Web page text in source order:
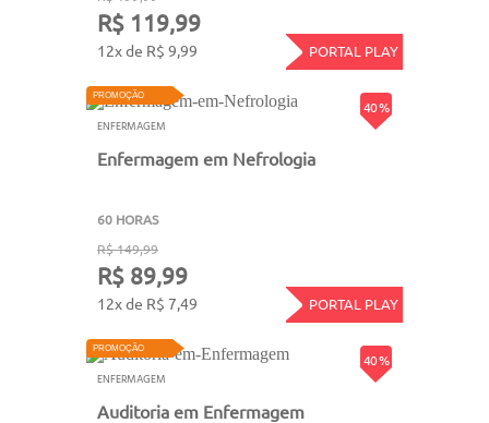
R$ 119,99
12x de R$ 9,99 PORTAL PLAY
40 %
PROMOÇÃO
ENFERMAGEM
Enfermagem em Nefrologia
60 HORAS
R$ 149,99
R$ 89,99
12x de R$ 7,49 PORTAL PLAY
40 %
PROMOÇÃO
ENFERMAGEM
Auditoria em Enfermagem